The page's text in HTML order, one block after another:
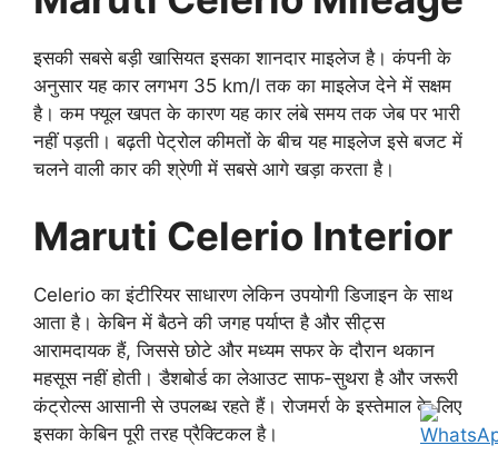
इसकी सबसे बड़ी खासियत इसका शानदार माइलेज है। कंपनी के
अनुसार यह कार लगभग 35 km/l तक का माइलेज देने में सक्षम
है। कम फ्यूल खपत के कारण यह कार लंबे समय तक जेब पर भारी
नहीं पड़ती। बढ़ती पेट्रोल कीमतों के बीच यह माइलेज इसे बजट में
चलने वाली कार की श्रेणी में सबसे आगे खड़ा करता है।
Maruti Celerio Interior
Celerio का इंटीरियर साधारण लेकिन उपयोगी डिजाइन के साथ
आता है। केबिन में बैठने की जगह पर्याप्त है और सीट्स
आरामदायक हैं, जिससे छोटे और मध्यम सफर के दौरान थकान
महसूस नहीं होती। डैशबोर्ड का लेआउट साफ-सुथरा है और जरूरी
कंट्रोल्स आसानी से उपलब्ध रहते हैं। रोजमर्रा के इस्तेमाल के लिए
इसका केबिन पूरी तरह प्रैक्टिकल है।